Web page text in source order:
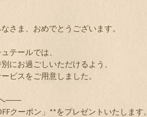
さま、おめでとうございます。
テールでは、
にお過ごしいただけるよう、
ビスをご用意しました。
へ――
クーポン」**をプレゼントいたします。